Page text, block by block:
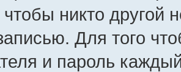
чтобы никто другой
Для того
и пароль